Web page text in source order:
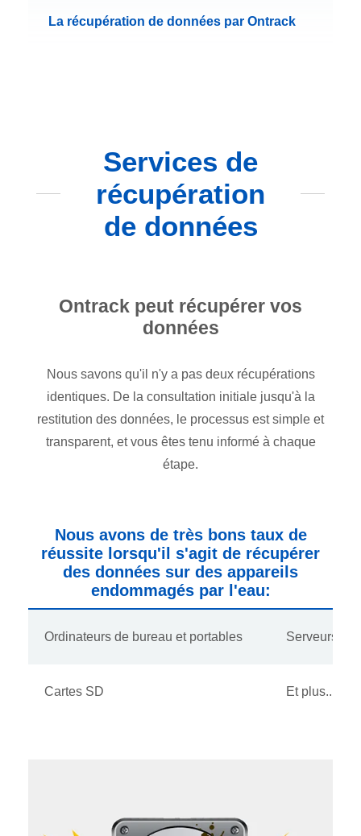
La récupération de données par Ontrack
Services de
récupération
de données
Ontrack peut récupérer vos
données
Nous savons qu'il n'y a pas deux récupérations
identiques. De la consultation initiale jusqu'à la
restitution des données, le processus est simple et
transparent, et vous êtes tenu informé à chaque
étape.
Nous avons de très bons taux de
réussite lorsqu'il s'agit de récupérer
des données sur des appareils
endommagés par l'eau:
Ordinateurs de bureau et portables Serveurs
Cartes SD Et plus...